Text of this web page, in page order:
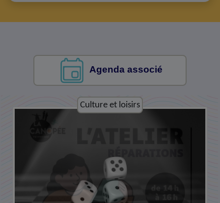
Agenda associé
Culture et loisirs
Culture et loisirs